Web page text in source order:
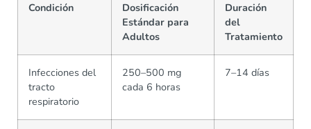
Condición
Dosificación
Estándar para
Adultos
Duración
del
Tratamiento
Infecciones del
tracto
respiratorio
250–500 mg
cada 6 horas
7–14 días